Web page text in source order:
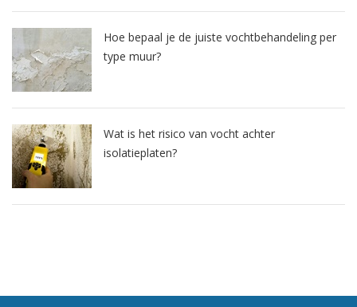
Hoe bepaal je de juiste vochtbehandeling per
type muur?
Wat is het risico van vocht achter
isolatieplaten?